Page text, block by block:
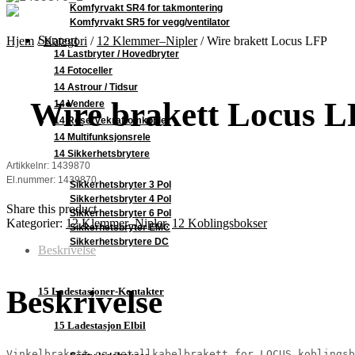
Komfyrvakt SR4 for takmontering
Komfyrvakt SR5 for vegg/ventilator
14 Lastbryter / Hovedbryter
14 Fotoceller
14 Astrour / Tidsur
14 Vendere
14 Reservekraftomkobler
14 Multifunksjonsrele
14 Sikkerhetsbrytere
Sikkerhetsbryter 3 Pol
Sikkerhetsbryter 4 Pol
Sikkerhetsbryter 6 Pol
Sikkerhetsbryter EMC
Sikkerhetsbrytere DC
15 Ladestasjoner-Kontakter
15 Ladestasjon Elbil
Support
Hjem / Kategori / 12 Klemmer–Nipler /Wire brakett Locus LFP
Wire brakett Locus
Artikkelnr: 1439870
El.nummer: 1439870
Share this product
Kategorier: 12 Klemmer–Nipler, 12 Koblingsbokser
Beskrivelse
Beskrivelse